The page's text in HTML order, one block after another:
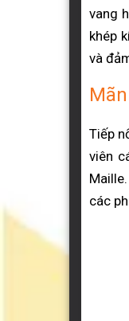
vang
khép
và
Tiếp
viên
các